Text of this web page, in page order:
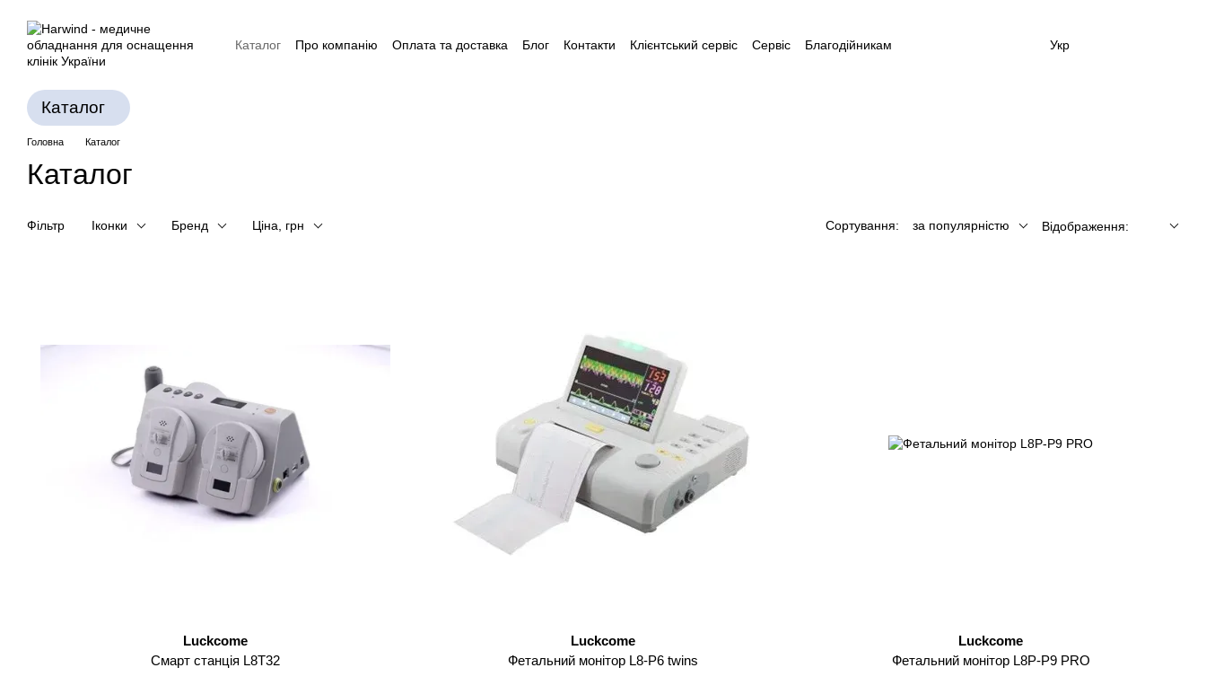
Каталог Про компанію Оплата та доставка Блог Контакти Клієнтський сервіс Сервіс
Благодійникам
Укр
Каталог
Головна Каталог
Каталог
Фільтр Іконки Бренд Ціна, грн Сортування: за популярністю Відображення:
Luckcome
Смарт станція L8T32
Luckcome
Фетальний монітор L8-P6 twins
Luckcome
Фетальний монітор L8P-P9 PRO